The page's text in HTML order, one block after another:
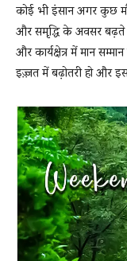
News
कोई भी इंसान अगर कुछ
और समृद्धि के अवसर बढ़ते
और कार्यक्षेत्र में मान
इज़्ज़त में बढ़ोतरी हो और